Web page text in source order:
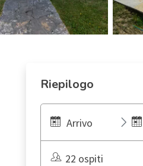
Riepilogo
Arrivo
22 ospiti